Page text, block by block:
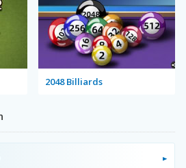
2048 Billiards